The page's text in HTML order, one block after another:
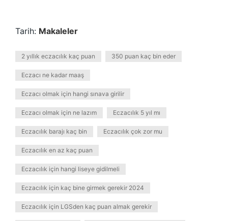
Tarih: Makaleler
2 yıllık eczacılık kaç puan 350 puan kaç bin eder
Eczacı ne kadar maaş
Eczacı olmak için hangi sınava girilir
Eczacı olmak için ne lazım Eczacılık 5 yıl mı
Eczacılık barajı kaç bin Eczacılık çok zor mu
Eczacılık en az kaç puan
Eczacılık için hangi liseye gidilmeli
Eczacılık için kaç bine girmek gerekir 2024
Eczacılık için LGSden kaç puan almak gerekir